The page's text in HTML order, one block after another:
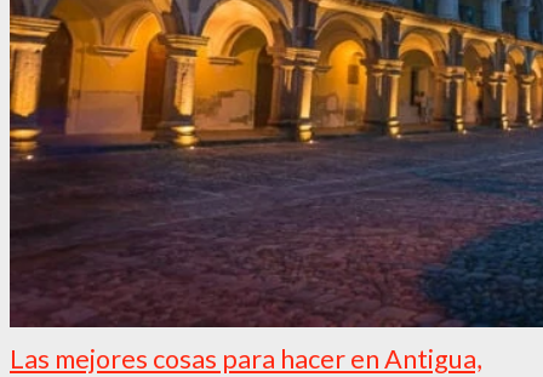
Las mejores cosas para hacer en Antigua,